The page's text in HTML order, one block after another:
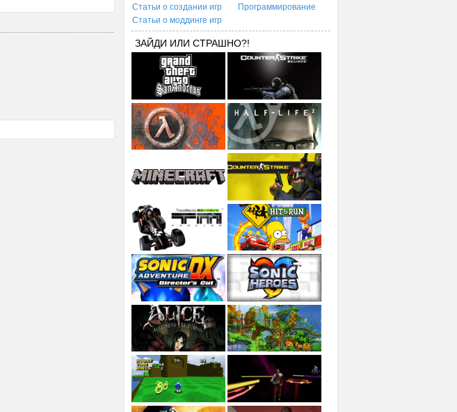
Статьи о создании игр
Программирование
Статьи о моддинге игр
ЗАЙДИ ИЛИ СТРАШНО?!